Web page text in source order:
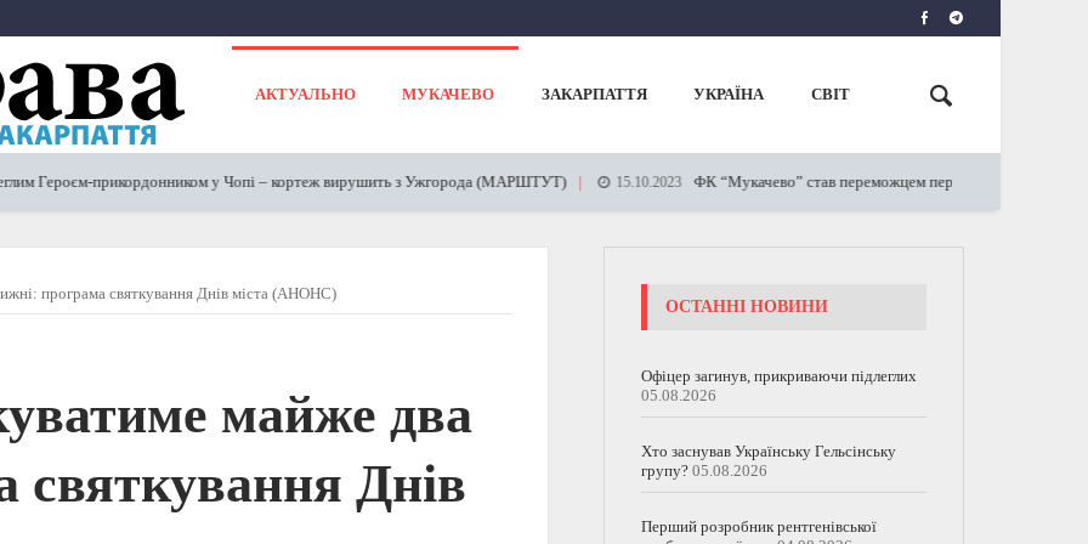
АКТУАЛЬНО МУКАЧЕВО ЗАКАРПАТТЯ УКРАЇНА СВІТ
прикордонником у Чопі – кортеж вирушить з Ужгорода (МАРШТУТ) 15.10.2023 ФК “Мукачево” став переможцем першості регіону серед
програма святкування Днів міста (АНОНС)
майже два
святкування Днів
ОСТАННІ НОВИНИ
Офіцер загинув, прикриваючи підлеглих
05.08.2026
Хто заснував Українську Гельсінську
групу? 05.08.2026
Перший розробник рентгенівської